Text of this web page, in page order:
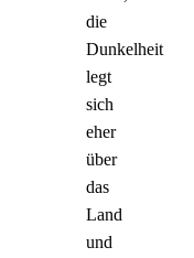
die
Dunkelheit
legt
sich
eher
über
das
Land
und